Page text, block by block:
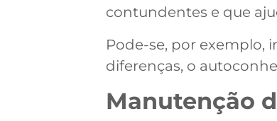
contundentes e que
Pode-se, por exemplo,
diferenças, o
Manutenção